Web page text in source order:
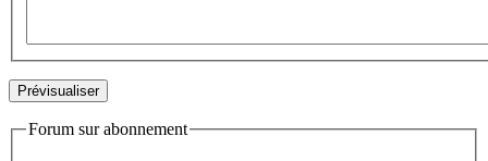
Forum sur abonnement